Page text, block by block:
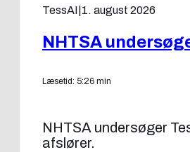
TessAI 1. august 2026
NHTSA
Læsetid: 5:26 min
NHTSA undersøger
afslører.